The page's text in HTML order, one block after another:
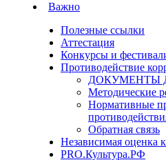
Важно
Полезные ссылки
Аттестация
Конкурсы и
Противодействие
ДОКУМЕНТЫ
Методические
Нормативные
Обратная связь
Независимая оценка
PRO.Культура.РФ